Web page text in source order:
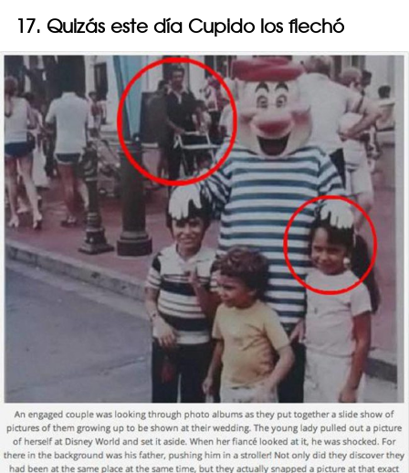
17. Quizás este día Cupido los flechó